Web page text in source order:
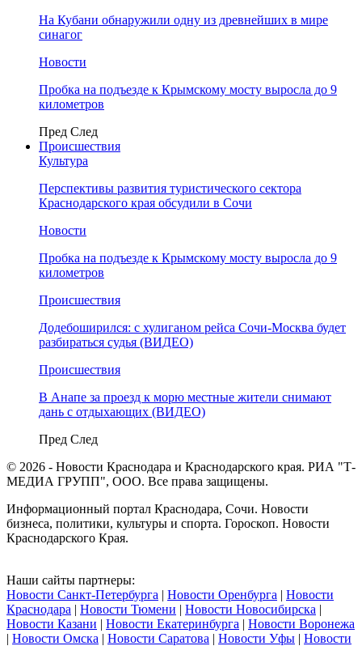
На Кубани обнаружили одну из древнейших в мире
синагог
Новости
Пробка на подъезде к Крымскому мосту выросла до 9
километров
Пред След
Происшествия
Культура
Перспективы развития туристического сектора
Краснодарского края обсудили в Сочи
Новости
Пробка на подъезде к Крымскому мосту выросла до 9
километров
Происшествия
Додебоширился: с хулиганом рейса Сочи-Москва будет
разбираться судья (ВИДЕО)
Происшествия
В Анапе за проезд к морю местные жители снимают
дань с отдыхающих (ВИДЕО)
Пред След
© 2026 - Новости Краснодара и Краснодарского края. РИА "Т-
МЕДИА ГРУПП", ООО. Все права защищены.
Информационный портал Краснодара, Сочи. Новости
бизнеса, политики, культуры и спорта. Гороскоп. Новости
Краснодарского Края.
Наши сайты партнеры:
Новости Санкт-Петербурга | Новости Оренбурга | Новости
Краснодара | Новости Тюмени | Новости Новосибирска |
Новости Казани | Новости Екатеринбурга | Новости Воронежа
| Новости Омска | Новости Саратова | Новости Уфы | Новости